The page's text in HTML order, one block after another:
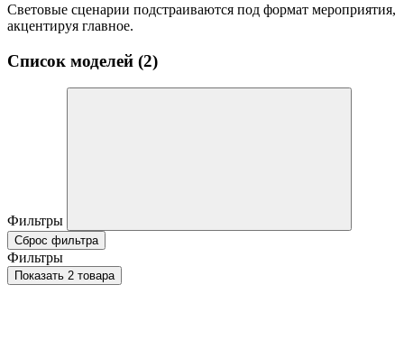
Световые сценарии подстраиваются под формат мероприятия,
акцентируя главное.
Список моделей (2)
Фильтры
Сброс фильтра
Фильтры
Показать 2 товара